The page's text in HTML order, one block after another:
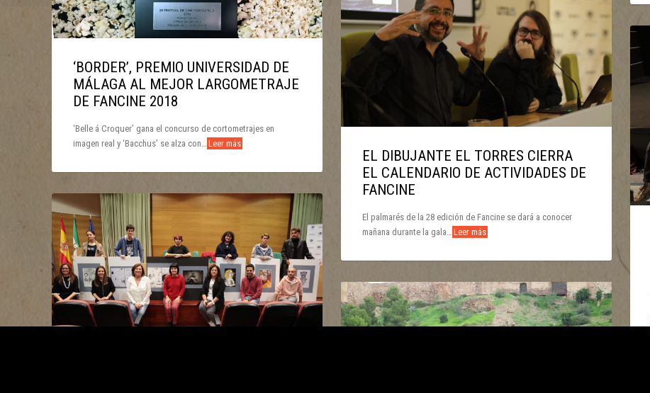
‘BORDER’, PREMIO UNIVERSIDAD DE
MÁLAGA AL MEJOR LARGOMETRAJE
DE FANCINE 2018
‘Belle á Croquer’ gana el concurso de cortometrajes en
imagen real y ‘Bacchus’ se alza con… Leer más
EL DIBUJANTE EL TORRES CIERRA
EL CALENDARIO DE ACTIVIDADES DE
FANCINE
El palmarés de la 28 edición de Fancine se dará a conocer
mañana durante la gala… Leer más